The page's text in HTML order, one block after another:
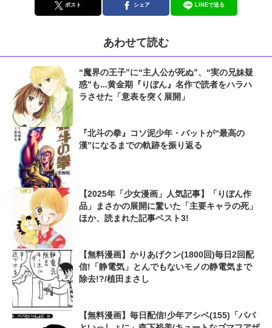
ポスト シェア LINEで送る
あわせて読む
“魔界の王子”に“主人公が死ぬ”、“実の兄妹疑
惑”も...黄金期『りぼん』名作で読者をハラハ
ラさせた「意表を突く展開」
『北斗の拳』コソ泥少年・バットが“最高の
漢”になるまでの軌跡を振り返る
【2025年「少女漫画」人気記事】「りぼん作
品」まさかの展開に驚いた「主要キャラの死」
ほか、読まれた記事ベスト3!
【無料漫画】かりあげクン(1800回)毎日2回配
信!「静電気」とんでもないモノの静電気まで
除去!?/植田まさし
【無料漫画】毎日配信!少年アシベ(155)「パパ